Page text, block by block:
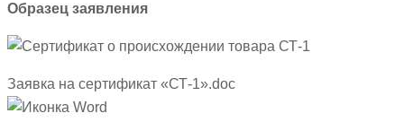
Образец заявления
Заявка на сертификат «СТ-1».doc